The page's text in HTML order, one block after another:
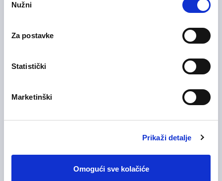
pristanka
Nužni
Za postavke
Statistički
Marketinški
Prikaži detalje
Omogući sve kolačiće
Sales Manager
29/07/2026
28/07/2026